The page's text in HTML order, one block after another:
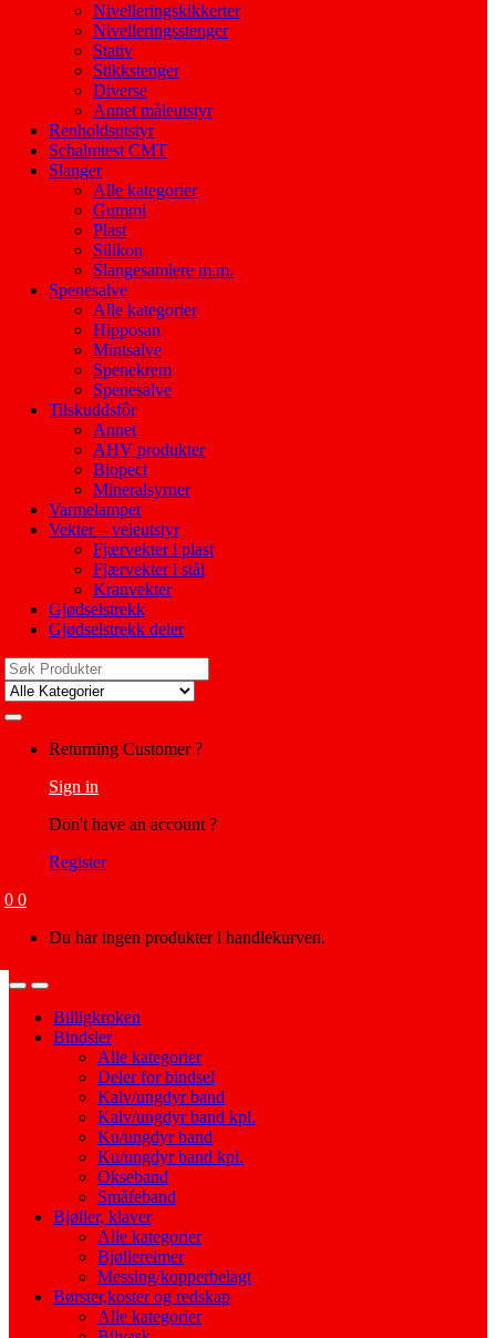
Nivelleringskikkerter
Nivelleringsstenger
Stativ
Stikkstenger
Diverse
Annet måleutstyr
Renholdsutstyr
Schalmtest CMT
Slanger
Alle kategorier
Gummi
Plast
Silikon
Slangesamlere m.m.
Spenesalve
Alle kategorier
Hipposan
Mintsalve
Spenekrem
Spenesalve
Tilskuddsfôr
Annet
AHV produkter
Biopect
Mineralsyrner
Varmelamper
Vekter – veieutstyr
Fjærvekter i plast
Fjærvekter i stål
Kranvekter
Gjødselstrekk
Gjødselstrekk deler
Search
for:
Returning Customer ?
Sign in
Don't have an account ?
Register
0 0
Du har ingen produkter i handlekurven.
OpenClose
Billigkroken
Bindsler
Alle kategorier
Deler for bindsel
Kalv/ungdyr band
Kalv/ungdyr band kpl.
Ku/ungdyr band
Ku/ungdyr band kpl.
Okseband
Småfeband
Bjøller, klaver
Alle kategorier
Bjøllereimer
Messing/kopperbelagt
Børster,koster og redskap
Alle kategorier